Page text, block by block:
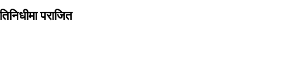
पराजित